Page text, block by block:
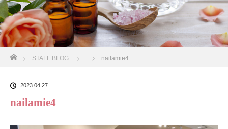
ホーム
STAFF BLOG nailamie4
2023.04.27
nailamie4